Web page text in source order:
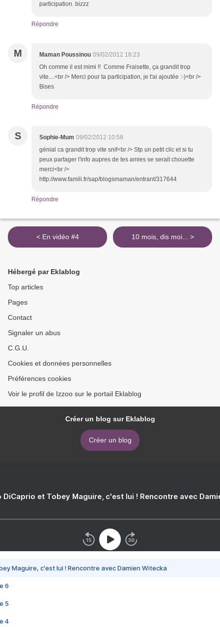
participation. bizzz
Répondre
M Maman Poussinou 09/02/2012 18:23
Oh comme il est mimi !! Comme Fraisette, ça grandit trop
vite....<br /> Merci pour ta participation, je t'ai ajoutée :-)<br />
Bises
Répondre
S Sophie-Mum 09/02/2012 10:58
génial ca grandit trop vite snif<br /> Stp un petit clic et si tu
peux partager l'info aupres de tes amies se serait chouette
merci<br />
http://www.famili.fr/sap/blogsmaman/entrant/317644
Répondre
< En vidéo #4 10 mois, dis moi... >
Hébergé par Eklablog
Top articles
Pages
Contact
Signaler un abus
C.G.U.
Cookies et données personnelles
Préférences cookies
Voir le profil de Izzoo sur le portail Eklablog
Créer un blog sur Eklablog
Créer un blog
DiCaprio et Tobey Maguire, c'est lui ! Rencontre avec
Maguire, c'est lui ! Rencontre avec Damien Witecka
6
5
4